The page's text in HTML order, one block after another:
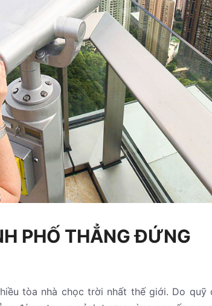
PHỐ THẲNG ĐỨNG
tòa nhà chọc trời nhất thế giới. Do quỹ